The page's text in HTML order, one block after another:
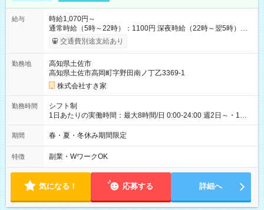
給与
時給1,070円～
通常時給（5時～22時）：1100円 深夜時給（22時～翌5時）：
1375円 高校生時給：1070円 【特別手当】早朝手当（5：00-9：
00）時給+150円 【試用期間】試用期間あり 試用期間の長さ：1
30日（※条件変更なし）ですが、切り上げで一ヶ月とさせてい
ただきます。 研修制度あり：15時間(研修中も同時給）
交通費別途支給あり
勤務地
高知県土佐市
高知県土佐市高岡町字野田南ノ丁乙3369-1
株式会社すき家
勤務時間
シフト制
1日あたりの実働時間：最大8時間/日 0:00-24:00 週2日～・1日
2h～OK ＜シフト例＞ 〇朝帯 5:00-9:00 〇昼帯 9:00-14:00 〇午
後帯 14:00-18:00 〇夜帯 18:00-22:00 〇深夜帯 22:00-翌5:00 基
ます♪
期間 春・夏・冬休み期間限定
特徴 副業・WワークOK
気になる！ 応募する 詳細へ